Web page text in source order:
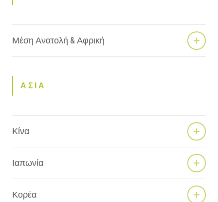
Μέση Ανατολή & Αφρική
ΑΣΙΑ
Κίνα
Ιαπωνία
Κορέα